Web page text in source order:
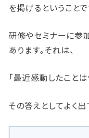
を掲げるということで
研修やセミナーに参
あります。それは、
「最近感動したことは
その答えとしてよく出